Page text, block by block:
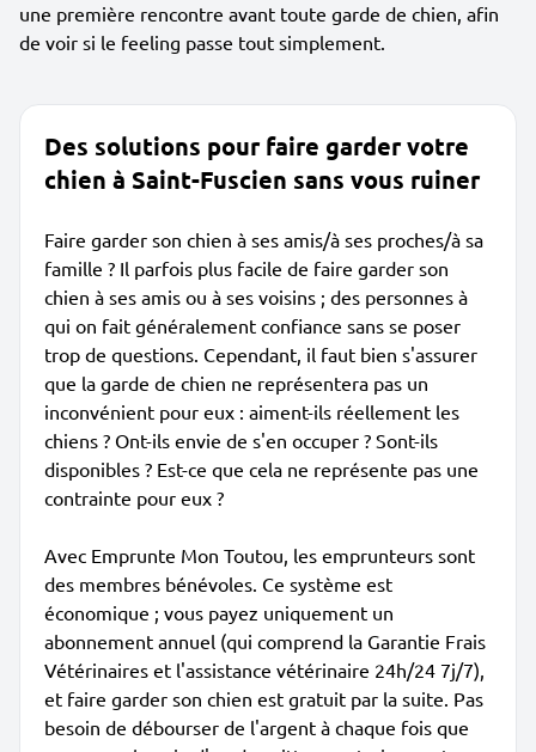
une première rencontre avant toute garde de chien, afin
de voir si le feeling passe tout simplement.
Des solutions pour faire garder votre
chien à Saint-Fuscien sans vous ruiner
Faire garder son chien à ses amis/à ses proches/à sa
famille ? Il parfois plus facile de faire garder son
chien à ses amis ou à ses voisins ; des personnes à
qui on fait généralement confiance sans se poser
trop de questions. Cependant, il faut bien s'assurer
que la garde de chien ne représentera pas un
inconvénient pour eux : aiment-ils réellement les
chiens ? Ont-ils envie de s'en occuper ? Sont-ils
disponibles ? Est-ce que cela ne représente pas une
contrainte pour eux ?
Avec Emprunte Mon Toutou, les emprunteurs sont
des membres bénévoles. Ce système est
économique ; vous payez uniquement un
abonnement annuel (qui comprend la Garantie Frais
Vétérinaires et l'assistance vétérinaire 24h/24 7j/7),
et faire garder son chien est gratuit par la suite. Pas
besoin de débourser de l'argent à chaque fois que